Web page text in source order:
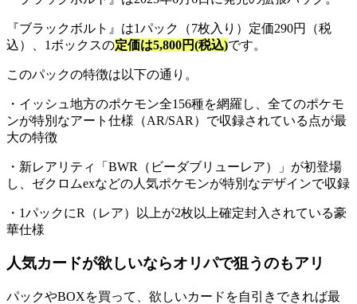
『ブラックボルト』は1パック（7枚入り）定価290円（税
込）、1ボックスの定価は5,800円(税込)です。
このパックの特徴は以下の通り。
・イッシュ地方のポケモン全156種を網羅し、全てのポケモ
ンが特別なアート仕様（AR/SAR）で収録されている点が最
大の特徴
・新レアリティ「BWR（ビーダブリューレア）」が初登場
し、ゼクロムexなどの人気ポケモンが特別なデザインで収録
・1パックにR（レア）以上が2枚以上確定封入されている豪
華仕様
人気カードが欲しいならオリパで狙うのもアリ
パックやBOXを買って、欲しいカードを自引きできれば最